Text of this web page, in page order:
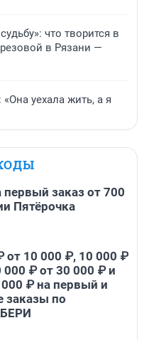
что творится в
в Рязани —
уехала жить, а я
первый заказ от 700
Пятёрочка
от 10 000 ₽, 10 000 ₽
000 ₽ от 30 000 ₽ и
₽ на первый и
заказы по